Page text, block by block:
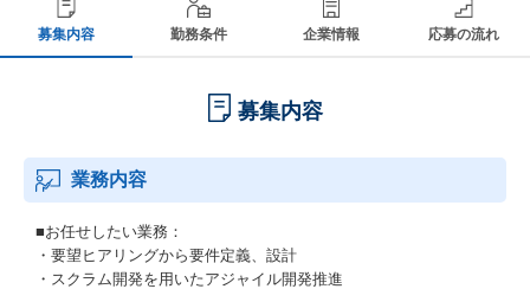
募集内容 勤務条件 企業情報 応募の流れ
募集内容
業務内容
■お任せしたい業務：
・要望ヒアリングから要件定義、設計
・スクラム開発を用いたアジャイル開発推進